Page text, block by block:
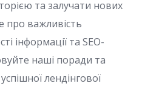
та залучати нових
про важливість
інформації та SEO-
наші поради та
лендінгової